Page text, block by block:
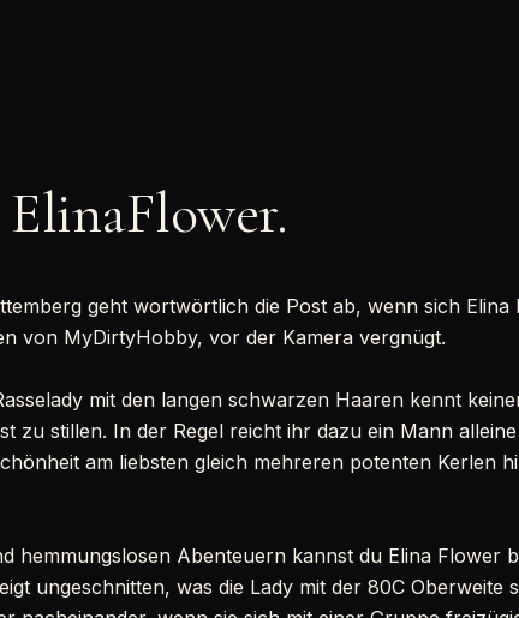
geht wortwörtlich die Post ab, wenn sich Elina
von MyDirtyHobby, vor der Kamera vergnügt.
mit den langen schwarzen Haaren kennt
zu stillen. In der Regel reicht ihr dazu ein Mann
am liebsten gleich mehreren potenten Kerlen
hemmungslosen Abenteuern kannst du Elina Flower
ungeschnitten, was die Lady mit der 80C Oberweite